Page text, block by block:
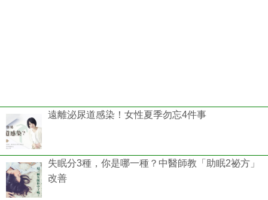
遠離泌尿道感染！女性夏季勿忘4件事
失眠分3種，你是哪一種？中醫師教「助眠2祕方」
改善